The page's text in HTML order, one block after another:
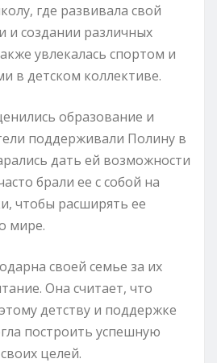
где развивала свой
и создании различных
увлекалась спортом и
в детском коллективе.
образование и
поддерживали Полину в
дать ей возможности
брали ее с собой на
чтобы расширять ее
мире.
своей семье за их
Она считает, что
детству и поддержке
построить успешную
целей.